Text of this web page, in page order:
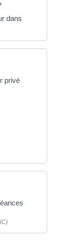
dans
privé